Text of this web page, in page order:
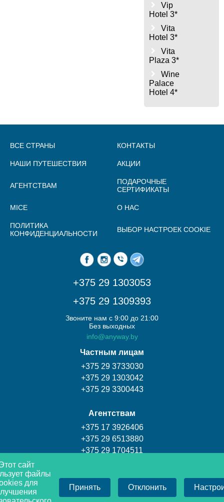
Vip
Hotel 3*
Vita
Hotel 3*
Vita
Plaza 3*
Wine
Palace
Hotel 4*
ВСЕ СТРАНЫ КОНТАКТЫ
НАШИ ПУТЕШЕСТВИЯ АКЦИИ
АГЕНТСТВАМ
ПОДАРОЧНЫЕ
СЕРТИФИКАТЫ
MICE О НАС
ПОЛИТИКА
КОНФИДЕНЦИАЛЬНОСТИ
ВЫБОР НАСТРОЕК COOKIE
+375 29 1303053
+375 29 1309393
Звоните нам с 9:00 до 21:00
Без выходных
info@anyway.by
Частным лицам
+375 29 3733030
+375 29 1303042
+375 29 3300443
Агентствам
+375 17 3926406
+375 29 6513880
+375 29 1704511
+375 17 3009393
+375 29 1309393
сайт
файлы
для
Принять Отклонить